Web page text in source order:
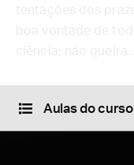
Aulas do curso